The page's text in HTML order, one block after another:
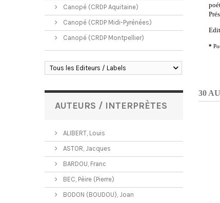
Canopé (CRDP Aquitaine)
Canopé (CRDP Midi-Pyrénées)
Canopé (CRDP Montpellier)
Tous les Editeurs / Labels
AUTEURS / INTERPRÈTES
ALIBERT, Louis
ASTOR, Jacques
BARDOU, Franc
BEC, Pèire (Pierre)
BODON (BOUDOU), Joan
*
30